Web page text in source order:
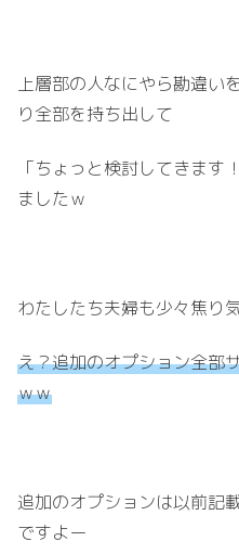
上層部の人なにやら勘違い
り全部を持ち出して
「ちょっと検討してきます
ましたｗ
わたしたち夫婦も少々焦り
え？追加のオプション全部
ｗｗ
追加のオプションは以前記
ですよー